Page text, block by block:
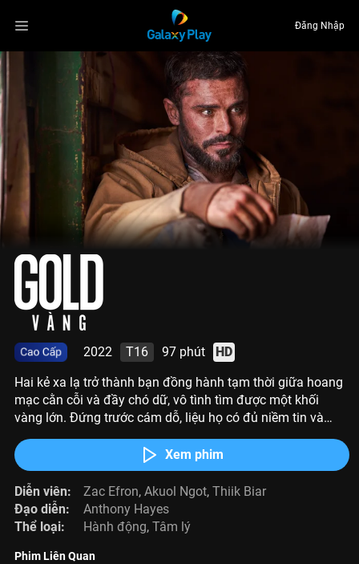
Đăng Nhập
2022 T16 97 phút
HD
Hai kẻ xa lạ trở thành bạn đồng hành tạm thời giữa hoang
mạc cằn cỗi và đầy chó dữ, vô tình tìm được một khối
vàng lớn. Đứng trước cám dỗ, liệu họ có đủ niềm tin và
nhân tính để "có phúc cùng hưởng"?
Xem phim
Diễn viên: Zac Efron, Akuol Ngot, Thiik Biar
Đạo diễn:
Anthony Hayes
Thể loại:
Hành động, Tâm lý
Phim Liên Quan